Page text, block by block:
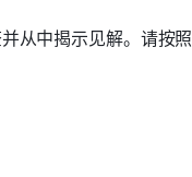
从中揭示见解。请按